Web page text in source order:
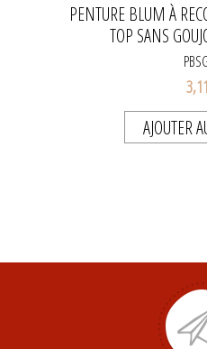
PENTURE BLUM À
TOP SANS
AJOUTER